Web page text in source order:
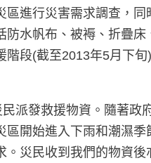
進行災害需求調查，
水帆布、被褥、折疊
段(截至2013年5月下
派發救援物資。隨著
開始進入下雨和潮濕
災民收到我們的物資後